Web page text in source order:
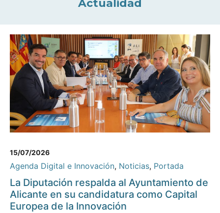
Actualidad
15/07/2026
Agenda Digital e Innovación, Noticias, Portada
La Diputación respalda al Ayuntamiento de
Alicante en su candidatura como Capital
Europea de la Innovación